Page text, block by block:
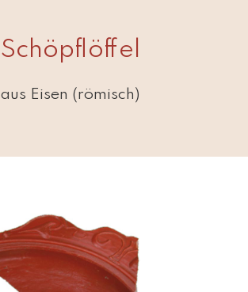
Schöpflöffel
aus Eisen (römisch)